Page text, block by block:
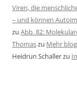
Viren, die
– und können
zu Abb. 82:
Thomaszu Mehr
Heidrun Schallerzu